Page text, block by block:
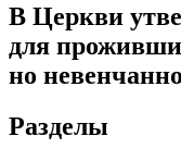
В Церкви
для
но
Разделы